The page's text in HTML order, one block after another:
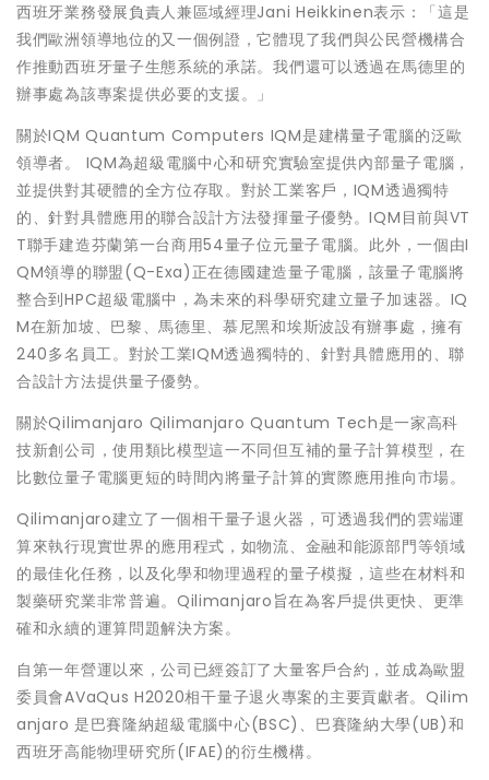
西班牙業務發展負責人兼區域經理Jani Heikkinen表示：「這是
我們歐洲領導地位的又一個例證，它體現了我們與公民營機構合
作推動西班牙量子生態系統的承諾。我們還可以透過在馬德里的
辦事處為該專案提供必要的支援。」
關於IQM Quantum Computers IQM是建構量子電腦的泛歐
領導者。 IQM為超級電腦中心和研究實驗室提供內部量子電腦，
並提供對其硬體的全方位存取。對於工業客戶，IQM透過獨特
的、針對具體應用的聯合設計方法發揮量子優勢。IQM目前與VT
T聯手建造芬蘭第一台商用54量子位元量子電腦。此外，一個由I
QM領導的聯盟(Q-Exa)正在德國建造量子電腦，該量子電腦將
整合到HPC超級電腦中，為未來的科學研究建立量子加速器。IQ
M在新加坡、巴黎、馬德里、慕尼黑和埃斯波設有辦事處，擁有
240多名員工。對於工業IQM透過獨特的、針對具體應用的、聯
合設計方法提供量子優勢。
關於Qilimanjaro Qilimanjaro Quantum Tech是一家高科
技新創公司，使用類比模型這一不同但互補的量子計算模型，在
比數位量子電腦更短的時間內將量子計算的實際應用推向市場。
Qilimanjaro建立了一個相干量子退火器，可透過我們的雲端運
算來執行現實世界的應用程式，如物流、金融和能源部門等領域
的最佳化任務，以及化學和物理過程的量子模擬，這些在材料和
製藥研究業非常普遍。Qilimanjaro旨在為客戶提供更快、更準
確和永續的運算問題解決方案。
自第一年營運以來，公司已經簽訂了大量客戶合約，並成為歐盟
委員會AVaQus H2020相干量子退火專案的主要貢獻者。Qilim
anjaro 是巴賽隆納超級電腦中心(BSC)、巴賽隆納大學(UB)和
西班牙高能物理研究所(IFAE)的衍生機構。